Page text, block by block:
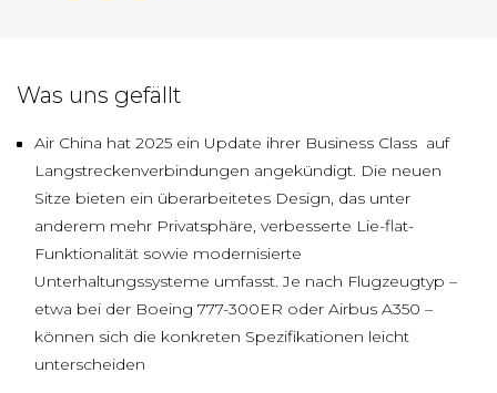
Was uns gefällt
Air China hat 2025 ein Update ihrer Business Class auf
Langstreckenverbindungen angekündigt. Die neuen
Sitze bieten ein überarbeitetes Design, das unter
anderem mehr Privatsphäre, verbesserte Lie-flat-
Funktionalität sowie modernisierte
Unterhaltungssysteme umfasst. Je nach Flugzeugtyp –
etwa bei der Boeing 777-300ER oder Airbus A350 –
können sich die konkreten Spezifikationen leicht
unterscheiden